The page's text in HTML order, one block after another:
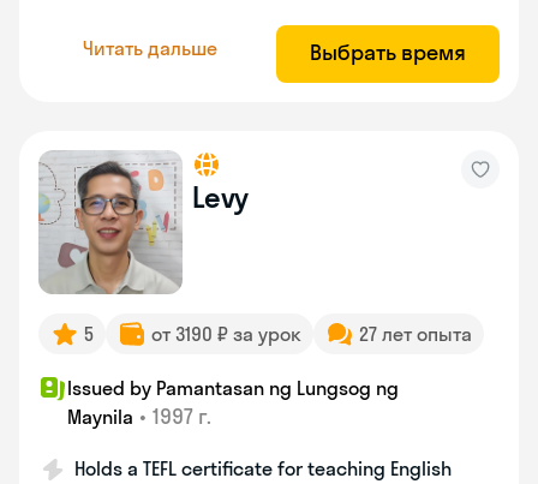
Читать дальше Выбрать время
Levy
5 от 3190 ₽ за урок 27 лет опыта
Issued by Pamantasan ng Lungsog ng
Maynila • 1997 г.
Holds a TEFL certificate for teaching English